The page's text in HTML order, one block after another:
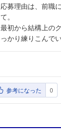
応募理由は、前職
て。
最初から結構上の
っかり練りこんで
参考になった 0